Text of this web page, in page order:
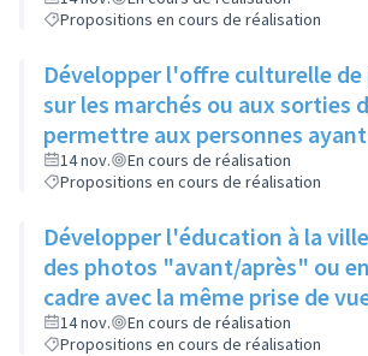
Propositions en cours de réalisation
Développer l'offre culturelle
sur les marchés ou aux sorties
permettre aux personnes
problèmes de mobilité d'avoir
culture
14 nov.
En cours de réalisation
Propositions en cours de réalisation
Développer l'éducation à la
des photos "avant/après" ou
cadre avec la même prise de
photo posée à proximité
14 nov.
En cours de réalisation
Propositions en cours de réalisation